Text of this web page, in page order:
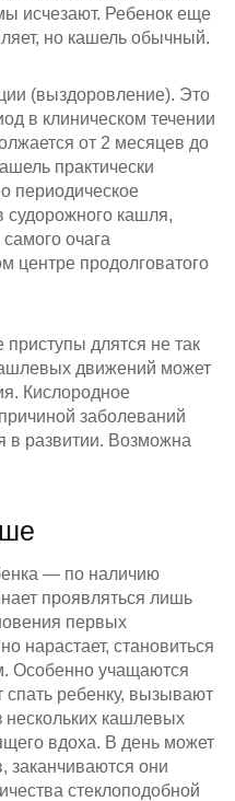
исчезают. Ребенок еще
но кашель обычный.
(выздоровление). Это
в клиническом течении
от 2 месяцев до
практически
периодическое
судорожного кашля,
очага
центре продолговатого
длятся не так
движений может
Кислородное
заболеваний
в развитии. Возможна
— по наличию
проявляться лишь
первых
нарастает, становиться
Особенно учащаются
ребенку, вызывают
нескольких кашлевых
вдоха. В день может
заканчиваются они
стеклоподобной